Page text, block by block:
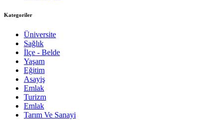
Kategoriler
Üniversite
Sağlık
İlçe - Belde
Yaşam
Eğitim
Asayiş
Emlak
Turizm
Emlak
Tarım Ve Sanayi